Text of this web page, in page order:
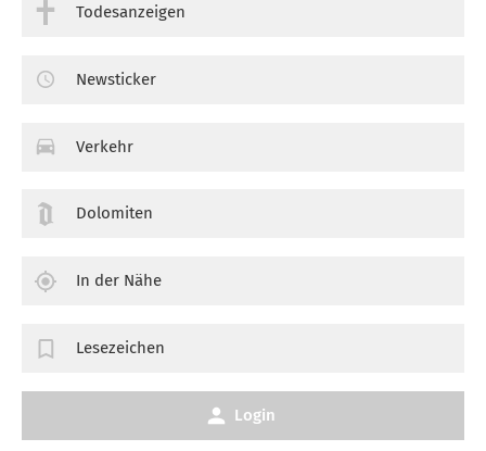
Todesanzeigen
Newsticker
Verkehr
Dolomiten
In der Nähe
Lesezeichen
Login